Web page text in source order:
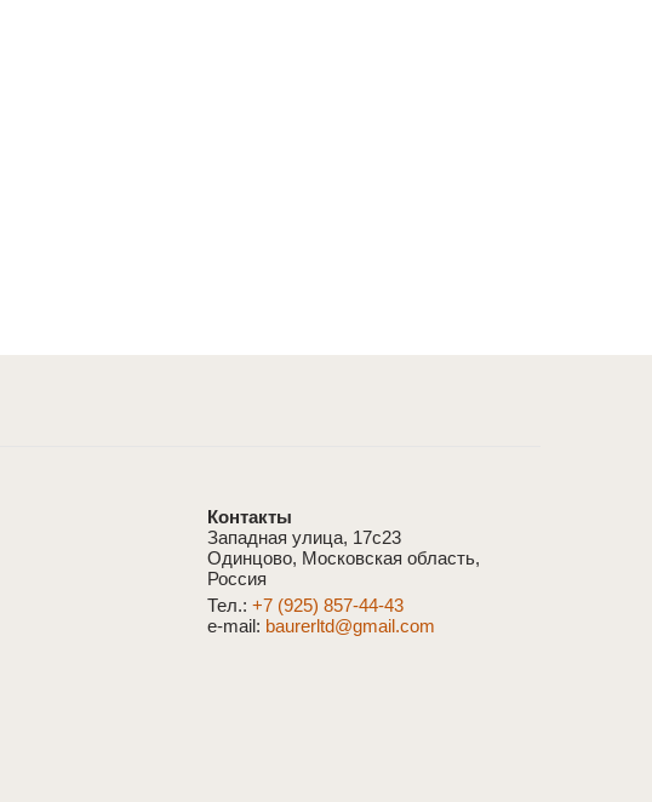
Контакты
Западная улица, 17с23
Одинцово, Московская область,
Россия
Тел.: +7 (925) 857-44-43
e-mail: baurerltd@gmail.com